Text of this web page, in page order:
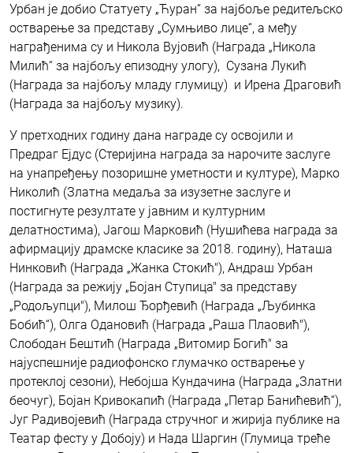
Урбан је добио Статуету „Ћуран“ за најбоље редитељско
остварење за представу „Сумњиво лице“, а међу
награђенима су и Никола Вујовић (Награда „Никола
Милић“ за најбољу епизодну улогу), Сузана Лукић
(Награда за најбољу младу глумицу) и Ирена Драговић
(Награда за најбољу музику).
У претходних годину дана награде су освојили и
Предраг Ејдус (Стеријина награда за нарочите заслуге
на унапређењу позоришне уметности и културе), Марко
Николић (Златна медаља за изузетне заслуге и
постигнуте резултате у јавним и културним
делатностима), Јагош Марковић (Нушићева награда за
афирмацију драмске класике за 2018. годину), Наташа
Нинковић (Награда „Жанка Стокић"), Андраш Урбан
(Награда за режију „Бојан Ступица" за представу
„Родољупци"), Милош Ђорђевић (Награда „Љубинка
Бобић“), Олга Одановић (Награда „Раша Плаовић"),
Слободан Бештић (Награда „Витомир Богић" за
најуспешније радиофонско глумачко остварење у
протеклој сезони), Небојша Кундачина (Награда „Златни
беочуг), Бојан Кривокапић (Награда „Петар Банићевић“),
Југ Радивојевић (Награда стручног и жирија публике на
Театар фесту у Добоју) и Нада Шаргин (Глумица треће